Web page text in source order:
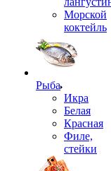
Морской
коктейль
Рыба
Икра
Белая
Красная
Филе,
стейки